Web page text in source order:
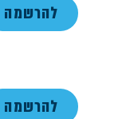
להרשמה
להרשמה